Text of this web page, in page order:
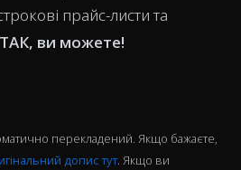
прайс-листи та
ТАК, ви можете!
перекладений. Якщо бажаєте,
допис тут. Якщо ви